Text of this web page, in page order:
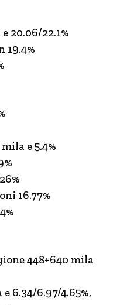
20.06/22.1%
19.4%
e 5.4%
16.77%
448+640 mila
6.34/6.97/4.65%,